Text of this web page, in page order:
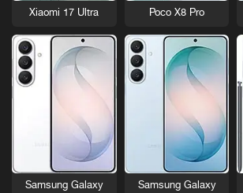
Poco X8 Pro
Xiaomi 17 Ultra
Samsung Galaxy
Samsung Galaxy